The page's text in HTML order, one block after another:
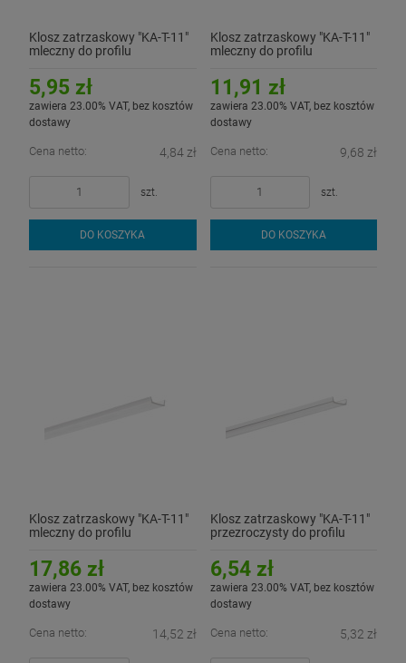
Klosz zatrzaskowy "KA-T-11"
mleczny do profilu
5,95 zł
zawiera 23.00% VAT, bez kosztów
dostawy
Cena netto: 4,84 zł
szt.
DO KOSZYKA
Klosz zatrzaskowy "KA-T-11"
mleczny do profilu
11,91 zł
zawiera 23.00% VAT, bez kosztów
dostawy
Cena netto: 9,68 zł
szt.
DO KOSZYKA
Klosz zatrzaskowy "KA-T-11"
mleczny do profilu
17,86 zł
zawiera 23.00% VAT, bez kosztów
dostawy
Cena netto: 14,52 zł
Klosz zatrzaskowy "KA-T-11"
przezroczysty do profilu
6,54 zł
zawiera 23.00% VAT, bez kosztów
dostawy
Cena netto: 5,32 zł